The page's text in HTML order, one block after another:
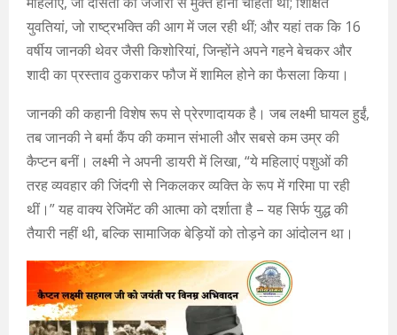
युवतियां, जो राष्ट्रभक्ति की आग में जल रही थीं; और यहां तक कि 16
वर्षीय जानकी थेवर जैसी किशोरियां, जिन्होंने अपने गहने बेचकर और
शादी का प्रस्ताव ठुकराकर फौज में शामिल होने का फैसला किया।
जानकी की कहानी विशेष रूप से प्रेरणादायक है। जब लक्ष्मी घायल हुईं,
तब जानकी ने बर्मा कैंप की कमान संभाली और सबसे कम उम्र की
कैप्टन बनीं। लक्ष्मी ने अपनी डायरी में लिखा, “ये महिलाएं पशुओं की
तरह व्यवहार की जिंदगी से निकलकर व्यक्ति के रूप में गरिमा पा रही
थीं।” यह वाक्य रेजिमेंट की आत्मा को दर्शाता है – यह सिर्फ युद्ध की
तैयारी नहीं थी, बल्कि सामाजिक बेड़ियों को तोड़ने का आंदोलन था।